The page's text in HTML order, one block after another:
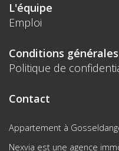
L'équipe
Emploi
Conditions générales
Politique de
Contact
Appartement à
Nexvia est une agence